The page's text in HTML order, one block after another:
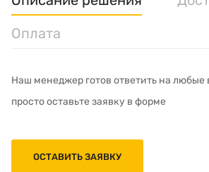
Оплата
Наш менеджер готов ответить на любые
просто оставьте заявку в форме
ОСТАВИТЬ ЗАЯВКУ